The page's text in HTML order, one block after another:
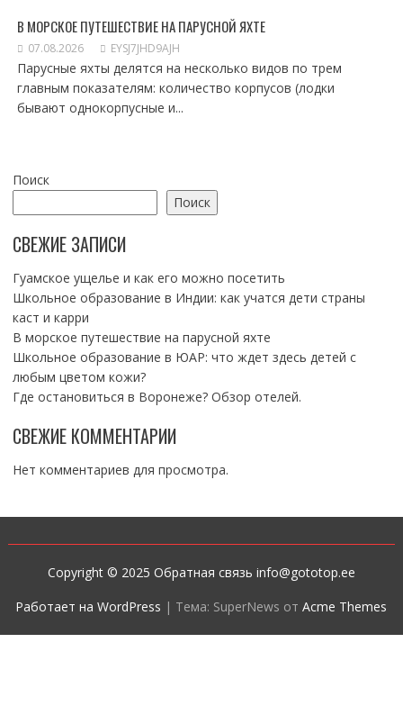
В МОРСКОЕ ПУТЕШЕСТВИЕ НА ПАРУСНОЙ ЯХТЕ
07.08.2026 EYSJ7JHD9AJH
Парусные яхты делятся на несколько видов по трем
главным показателям: количество корпусов (лодки
бывают однокорпусные и...
Поиск
Поиск
СВЕЖИЕ ЗАПИСИ
Гуамское ущелье и как его можно посетить
Школьное образование в Индии: как учатся дети страны
каст и карри
В морское путешествие на парусной яхте
Школьное образование в ЮАР: что ждет здесь детей с
любым цветом кожи?
Где остановиться в Воронеже? Обзор отелей.
СВЕЖИЕ КОММЕНТАРИИ
Нет комментариев для просмотра.
Copyright © 2025 Обратная связь info@gototop.ee
Работает на WordPress | Тема: SuperNews отAcme Themes